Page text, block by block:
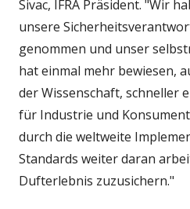
Sivac, IFRA Präsident. "Wir
unsere
genommen und unser
hat einmal mehr bewiesen,
der Wissenschaft, schneller
für Industrie und
durch die weltweite
Standards weiter daran
Dufterlebnis zuzusichern."